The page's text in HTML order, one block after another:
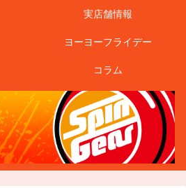
実店舗情報
ヨーヨーフライデー
コラム